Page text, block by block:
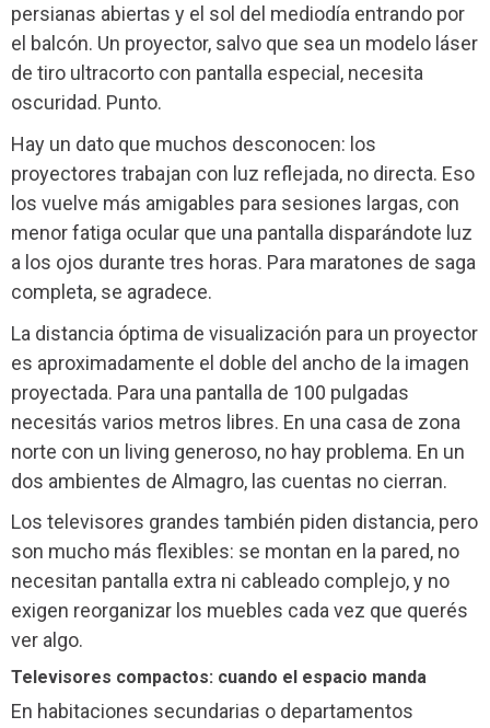
persianas abiertas y el sol del mediodía entrando por
el balcón. Un proyector, salvo que sea un modelo láser
de tiro ultracorto con pantalla especial, necesita
oscuridad. Punto.
Hay un dato que muchos desconocen: los
proyectores trabajan con luz reflejada, no directa. Eso
los vuelve más amigables para sesiones largas, con
menor fatiga ocular que una pantalla disparándote luz
a los ojos durante tres horas. Para maratones de saga
completa, se agradece.
La distancia óptima de visualización para un proyector
es aproximadamente el doble del ancho de la imagen
proyectada. Para una pantalla de 100 pulgadas
necesitás varios metros libres. En una casa de zona
norte con un living generoso, no hay problema. En un
dos ambientes de Almagro, las cuentas no cierran.
Los televisores grandes también piden distancia, pero
son mucho más flexibles: se montan en la pared, no
necesitan pantalla extra ni cableado complejo, y no
exigen reorganizar los muebles cada vez que querés
ver algo.
Televisores compactos: cuando el espacio manda
En habitaciones secundarias o departamentos